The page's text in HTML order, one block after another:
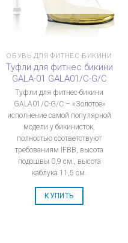
ОБУВЬ ДЛЯ ФИТНЕС-БИКИНИ
Туфли для фитнес бикини
GALA-01 GALA01/C-G/C
Туфли для фитнес-бикини
GALA01/C-G/C – «Золотое»
исполнение самой популярной
модели у бикинисток,
полностью соответствуют
требованиям IFBB, высота
подошвы 0,9 см., высота
каблука 11,5 см.
КУПИТЬ